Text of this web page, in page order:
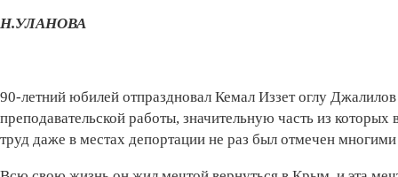
Н.УЛАНОВА
90-летний юбилей отпраздновал Кемал Иззет оглу
преподавательской работы, значительную часть из
труд даже в местах депортации не раз был отмечен